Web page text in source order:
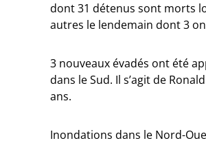
dont 31 détenus sont morts
autres le lendemain dont 3
3 nouveaux évadés ont été
dans le Sud. Il s’agit de
ans.
Inondations dans le Nord-